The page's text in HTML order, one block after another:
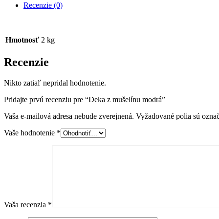
Recenzie (0)
Hmotnosť 2 kg
Recenzie
Nikto zatiaľ nepridal hodnotenie.
Pridajte prvú recenziu pre “Deka z mušelínu modrá”
Vaša e-mailová adresa nebude zverejnená. Vyžadované polia sú
Vaše hodnotenie *
Vaša recenzia *